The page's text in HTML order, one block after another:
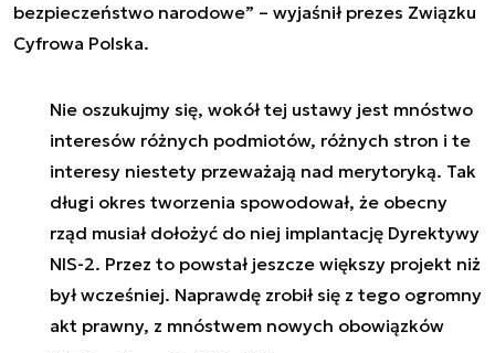
bezpieczeństwo narodowe” – wyjaśnił prezes Związku
Cyfrowa Polska.
Nie oszukujmy się, wokół tej ustawy jest mnóstwo
interesów różnych podmiotów, różnych stron i te
interesy niestety przeważają nad merytoryką. Tak
długi okres tworzenia spowodował, że obecny
rząd musiał dołożyć do niej implantację Dyrektywy
NIS-2. Przez to powstał jeszcze większy projekt niż
był wcześniej. Naprawdę zrobił się z tego ogromny
akt prawny, z mnóstwem nowych obowiązków